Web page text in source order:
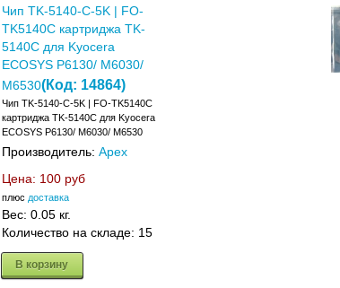
Чип TK-5140-C-5K | FO-
TK5140C картриджа TK-
5140C для Kyocera
ECOSYS P6130/ M6030/
M6530(Код: 14864)
Чип TK-5140-C-5K | FO-TK5140C
картриджа TK-5140C для Kyocera
ECOSYS P6130/ M6030/ M6530
Производитель: Apex
Цена: 100 руб
плюс доставка
Вес: 0.05 кг.
Количество на складе: 15
В корзину